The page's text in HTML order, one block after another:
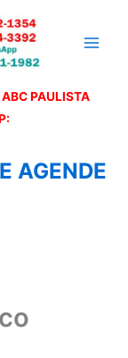
PAULISTA
AGENDE